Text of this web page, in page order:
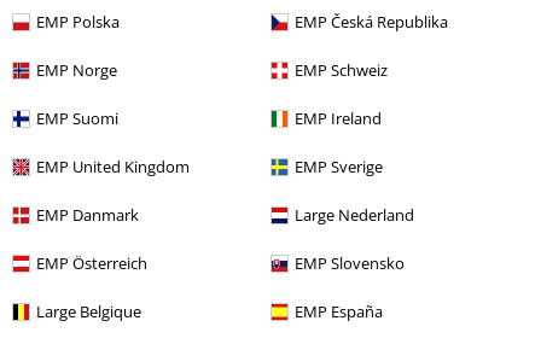
EMP Polska EMP Česká Republika
EMP Norge EMP Schweiz
EMP Suomi EMP Ireland
EMP United Kingdom EMP Sverige
EMP Danmark Large Nederland
EMP Österreich EMP Slovensko
Large Belgique EMP España
Samurai - Black Dog Hedwig Harry Potter